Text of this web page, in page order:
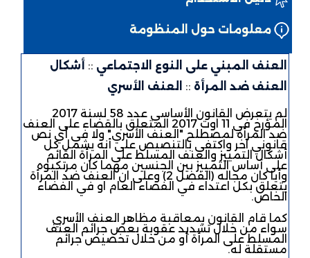
معلومات حول المنظومة
العنف المبني على النوع الاجتماعي :: أشكال
العنف ضد المرأة :: العنف الأسري
لم يتعرض القانون الأساسي عدد 58 لسنة 2017
المؤرخ في 11 اوت 2017 المتعلق بالقضاء على العنف
ضد المرأة لمصطلح "العنف الأسري" ولا في أي نص
قانوني آخر واكتفى بالتنصيص على أنه يشمل كل
أشكال التمييز والعنف المسلط على المرأة القائم
على أساس التمييز بين الجنسين مهما كان مرتكبوه
وأيا كان مجاله (الفصل 2) وعلى ان العنف ضد المرأة
يتعلق بكل اعتداء في الفضاء العام او في الفضاء
الخاص.
كما قام القانون بمعاقبة مظاهر العنف الأسري
سواء من خلال تشديد عقوبة بعض جرائم العنف
المسلط على المرأة أو من خلال تخصيص جرائم
مستقلة له.